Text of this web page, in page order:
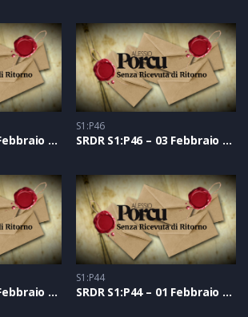
SRDR S1:P47 – 04 Febbraio 2021
S1:P46
SRDR S1:P46 – 03 Febbraio 2021
SRDR S1:P45 – 02 Febbraio 2021
S1:P44
SRDR S1:P44 – 01 Febbraio 2021